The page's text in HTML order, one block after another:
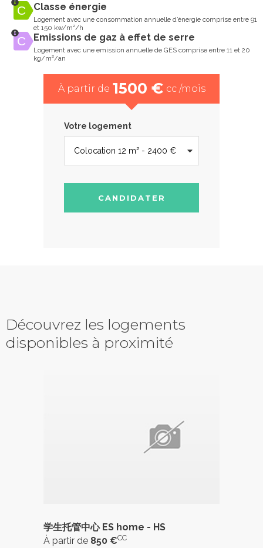
Classe énergie
Logement avec une consommation annuelle d’énergie comprise entre 91
et 150 kw/m²/h
Emissions de gaz à effet de serre
Logement avec une emission annuelle de GES comprise entre 11 et 20
kg/m²/an
À partir de 1500 € cc /mois
Votre logement
CANDIDATER
Découvrez les logements
disponibles à proximité
学生托管中心 ES home - HS
À partir de 850 €CC